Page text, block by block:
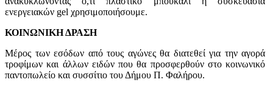
ενεργειακών gel χρησιμοποιήσουμε.
ΚΟΙΝΩΝΙΚΗ ΔΡΑΣΗ
Μέρος των εσόδων από τους αγώνες θα διατεθεί για την αγορά
τροφίμων και άλλων ειδών που θα προσφερθούν στο κοινωνικό
παντοπωλείο και συσσίτιο του Δήμου Π. Φαλήρου.